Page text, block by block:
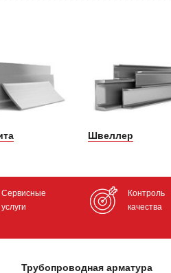
Швеллер
Сервисные
услуги
Контроль
качества
Трубопроводная арматура